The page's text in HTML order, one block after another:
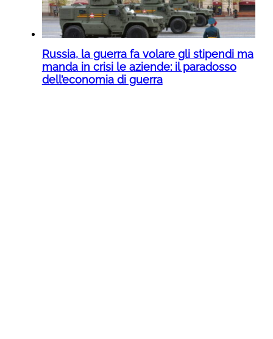
Russia, la guerra fa volare gli stipendi ma
manda in crisi le aziende: il paradosso
dell’economia di guerra